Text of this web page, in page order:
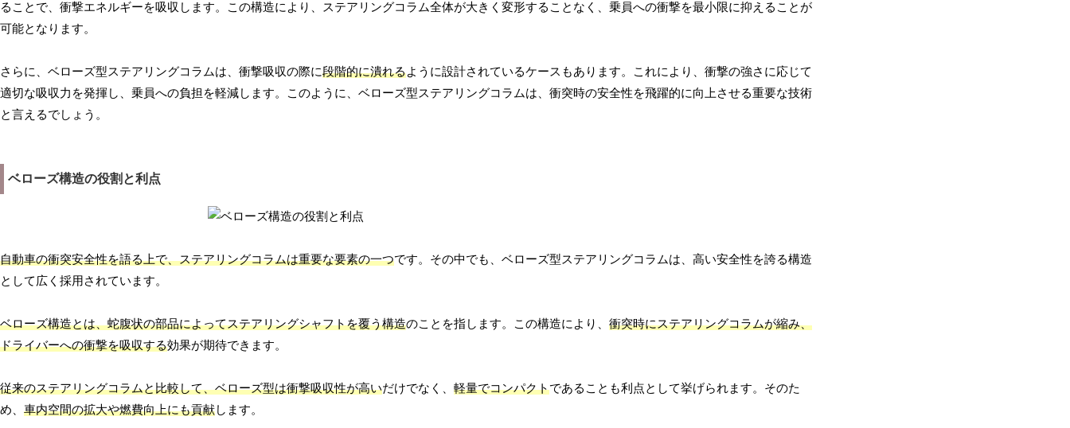
ることで、衝撃エネルギーを吸収します。この構造により、ステアリングコラム全体が大きく変形することなく、乗員への衝撃を最小限に抑えることが
可能となります。
さらに、ベローズ型ステアリングコラムは、衝撃吸収の際に段階的に潰れるように設計されているケースもあります。これにより、衝撃の強さに応じて
適切な吸収力を発揮し、乗員への負担を軽減します。このように、ベローズ型ステアリングコラムは、衝突時の安全性を飛躍的に向上させる重要な技術
と言えるでしょう。
ベローズ構造の役割と利点
自動車の衝突安全性を語る上で、ステアリングコラムは重要な要素の一つです。その中でも、ベローズ型ステアリングコラムは、高い安全性を誇る構造
として広く採用されています。
ベローズ構造とは、蛇腹状の部品によってステアリングシャフトを覆う構造のことを指します。この構造により、 衝突時にステアリングコラムが縮み、
ドライバーへの衝撃を吸収する効果が期待できます。
従来のステアリングコラムと比較して、ベローズ型は衝撃吸収性が高いだけでなく、 軽量でコンパクトであることも利点として挙げられます。そのた
め、 車内空間の拡大や燃費向上にも貢献します。